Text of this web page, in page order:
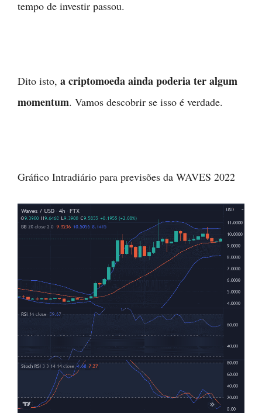
tempo de investir passou.
Dito isto, a criptomoeda ainda poderia ter algum
momentum. Vamos descobrir se isso é verdade.
Gráfico Intradiário para previsões da WAVES 2022